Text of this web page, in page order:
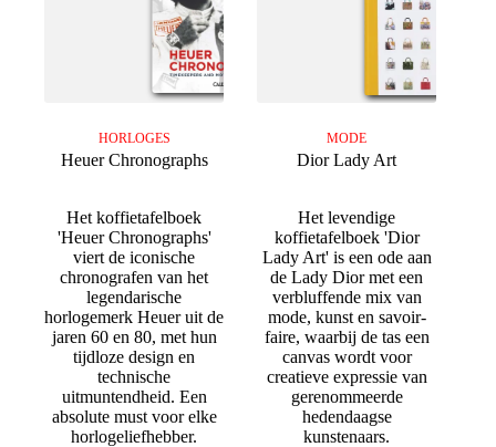
HORLOGES
Heuer Chronographs
Het koffietafelboek
'Heuer Chronographs'
viert de iconische
chronografen van het
legendarische
horlogemerk Heuer uit de
jaren 60 en 80, met hun
tijdloze design en
technische
uitmuntendheid. Een
absolute must voor elke
horlogeliefhebber.
MODE
Dior Lady Art
Het levendige
koffietafelboek 'Dior
Lady Art' is een ode aan
de Lady Dior met een
verbluffende mix van
mode, kunst en savoir-
faire, waarbij de tas een
canvas wordt voor
creatieve expressie van
gerenommeerde
hedendaagse
kunstenaars.